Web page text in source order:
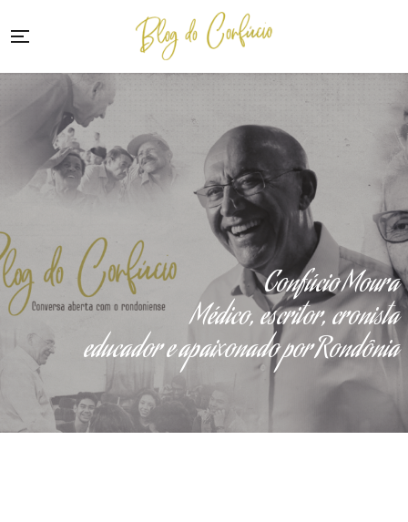
Confúcio Moura
Médico, escritor, cronista
educador e apaixonado por Rondônia